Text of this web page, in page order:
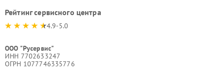
Рейтинг сервисного центра
4.9-5.0
ООО "Русервис"
ИНН 7702633247
ОГРН 1077746335776